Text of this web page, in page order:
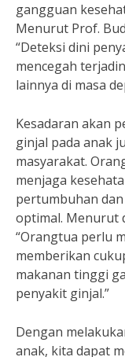
gangguan
Menurut Prof.
“Deteksi dini
mencegah
lainnya di masa
Kesadaran akan
ginjal pada anak
masyarakat.
menjaga
pertumbuhan
optimal. Menurut
“Orangtua perlu
memberikan
makanan tinggi
penyakit ginjal.”
Dengan
anak, kita dapat